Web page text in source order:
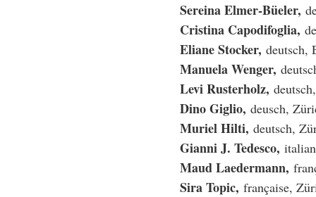
Sereina Elmer-Büeler,
Cristina Capodifoglia,
Eliane Stocker, deutsch,
Manuela Wenger,
Levi Rusterholz,
Dino Giglio, deusch,
Muriel Hilti, deutsch,
Gianni J. Tedesco,
Maud Laedermann,
Sira Topic, française,